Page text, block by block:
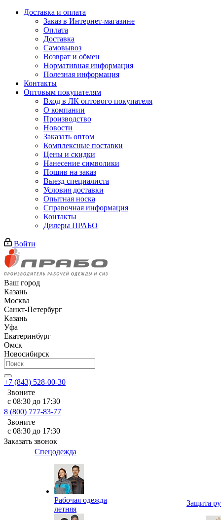
Доставка и оплата
Заказ в Интернет-магазине
Оплата
Доставка
Самовывоз
Возврат и обмен
Нормативная информация
Полезная информация
Контакты
Оптовым покупателям
Вход в ЛК оптового покупателя
О компании
Производство
Новости
Заказать оптом
Комплексные поставки
Цены и скидки
Нанесение символики
Пошив на заказ
Выезд специалиста
Условия доставки
Опытная носка
Справочная информация
Контакты
Дилеры ПРАБО
Войти
Ваш город
Казань
Москва
Санкт-Петербург
Казань
Уфа
Екатеринбург
Омск
Новосибирск
+7 (843) 528-00-30
Звоните
с 08:30 до 17:30
8 (800) 777-83-77
Звоните
с 08:30 до 17:30
Заказать звонок
Спецодежда
Рабочая одежда
летняя
Защита